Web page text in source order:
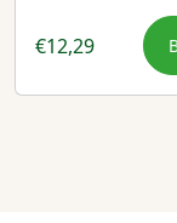
€12,29